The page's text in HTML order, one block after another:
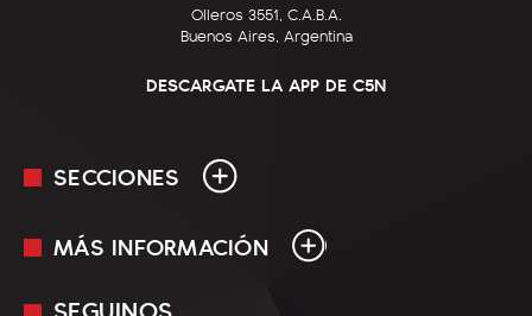
Olleros 3551, C.A.B.A.
Buenos Aires, Argentina
DESCARGATE LA APP DE C5N
SECCIONES
En Vivo
MÁS INFORMACIÓN